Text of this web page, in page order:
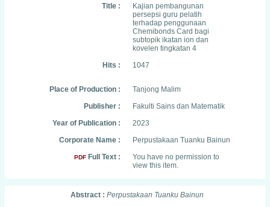
Title :
Kajian pembangunan
persepsi guru pelatih
terhadap penggunaan
Chemibonds Card bagi
subtopik ikatan ion dan
kovelen tingkatan 4
Hits :
1047
Place of Production :
Tanjong Malim
Publisher :
Fakulti Sains dan Matematik
Year of Publication :
2023
Corporate Name :
Perpustakaan Tuanku Bainun
PDF Full Text :
You have no permission to
view this item.
Abstract : Perpustakaan Tuanku Bainun